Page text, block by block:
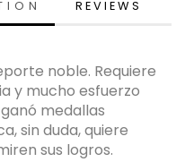
REVIEWS
noble. Requiere
y mucho esfuerzo
medallas
sin duda, quiere
sus logros.